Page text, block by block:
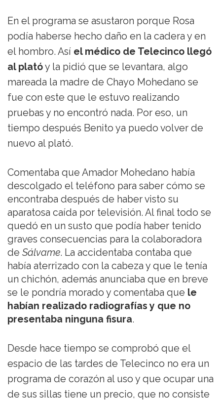
En el programa se asustaron porque Rosa
podía haberse hecho daño en la cadera y en
el hombro. Así el médico de Telecinco llegó
al platóy la pidió que se levantara, algo
mareada la madre de Chayo Mohedano se
fue con este que le estuvo realizando
pruebas y no encontró nada. Por eso, un
tiempo después Benito ya puedo volver de
nuevo al plató.
Comentaba que Amador Mohedano había
descolgado el teléfono para saber cómo se
encontraba después de haber visto su
aparatosa caída por televisión. Al final todo se
quedó en un susto que podía haber tenido
graves consecuencias para la colaboradora
de Sálvame. La accidentaba contaba que
había aterrizado con la cabeza y que le tenía
un chichón, además anunciaba que en breve
se le pondría morado y comentaba que le
habían realizado radiografías y que no
presentaba ninguna fisura.
Desde hace tiempo se comprobó que el
espacio de las tardes de Telecinco no era un
programa de corazón al uso y que ocupar una
de sus sillas tiene un precio, que no consiste